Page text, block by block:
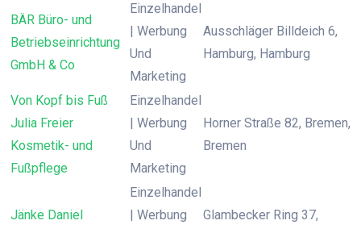
BÄR Büro- und
Betriebseinrichtung
GmbH & Co
Einzelhandel
| Werbung
Und
Marketing
Ausschläger Billdeich 6,
Hamburg, Hamburg
Von Kopf bis Fuß
Julia Freier
Kosmetik- und
Fußpflege
Einzelhandel
| Werbung
Und
Marketing
Horner Straße 82, Bremen,
Bremen
Jänke Daniel
Einzelhandel
| Werbung
Glambecker Ring 37,